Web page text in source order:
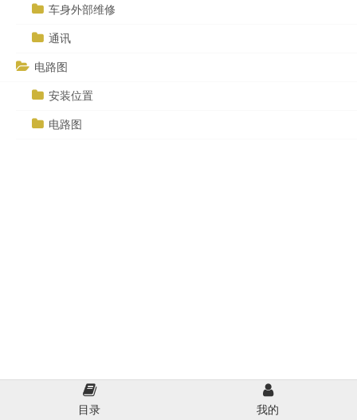
车身外部维修
通讯
电路图
安装位置
电路图
目录 我的